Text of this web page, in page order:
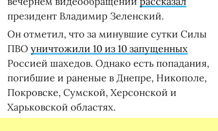
президент Владимир Зеленский.
Он отметил, что за минувшие сутки Силы
ПВО уничтожили 10 из 10 запущенных
Россией шахедов. Однако есть попадания,
погибшие и раненые в Днепре, Никополе,
Покровске, Сумской, Херсонской и
Харьковской областях.